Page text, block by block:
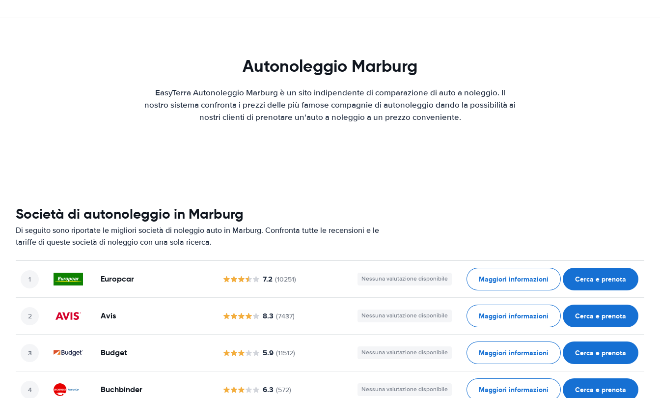
Autonoleggio Marburg
EasyTerra Autonoleggio Marburg è un sito indipendente di comparazione di auto a noleggio. Il
nostro sistema confronta i prezzi delle più famose compagnie di autonoleggio dando la possibilità ai
nostri clienti di prenotare un'auto a noleggio a un prezzo conveniente.
Società di autonoleggio in Marburg
Di seguito sono riportate le migliori società di noleggio auto in Marburg. Confronta tutte le recensioni e le
tariffe di queste società di noleggio con una sola ricerca.
Europcar 7.2 (10251) Nessuna valutazione disponibile Maggiori informazioni Cerca e prenota
Avis 8.3 (7437) Nessuna valutazione disponibile Maggiori informazioni Cerca e prenota
Budget 5.9 (11512) Nessuna valutazione disponibile Maggiori informazioni Cerca e prenota
Buchbinder 6.3 (572) Nessuna valutazione disponibile Maggiori informazioni Cerca e prenota